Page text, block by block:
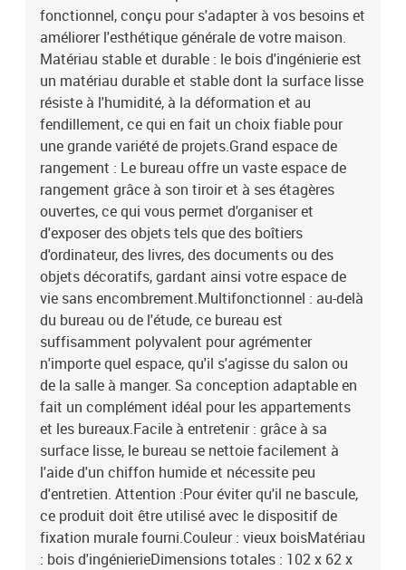
idéal pour les appartements et les bureaux.Facile à entretenir :
grâce à sa surface lisse, le bureau se nettoie facilement à l'aide
d'un chiffon humide et nécessite peu d'entretien. Attention :Pour
éviter qu'il ne bascule, ce produit doit être utilisé avec le dispositif
de fixation murale fourni.Couleur : vieux boisMatériau : bois
d'ingénierieDimensions totales : 102 x 62 x 77,5 cm (l x P x
H)Capacité de poids totale : 60 kgCapacité de charge de l'étagère :
20 kgCapacité de poids du tiroir : 5 kgAssemblage requis : oui
fonctionnel, conçu pour s'adapter à vos besoins et
améliorer l'esthétique générale de votre maison.
Matériau stable et durable : le bois d'ingénierie est
un matériau durable et stable dont la surface lisse
résiste à l'humidité, à la déformation et au
fendillement, ce qui en fait un choix fiable pour
une grande variété de projets.Grand espace de
rangement : Le bureau offre un vaste espace de
rangement grâce à son tiroir et à ses étagères
ouvertes, ce qui vous permet d'organiser et
d'exposer des objets tels que des boîtiers
d'ordinateur, des livres, des documents ou des
objets décoratifs, gardant ainsi votre espace de
vie sans encombrement.Multifonctionnel : au-delà
du bureau ou de l'étude, ce bureau est
suffisamment polyvalent pour agrémenter
n'importe quel espace, qu'il s'agisse du salon ou
de la salle à manger. Sa conception adaptable en
fait un complément idéal pour les appartements
et les bureaux.Facile à entretenir : grâce à sa
surface lisse, le bureau se nettoie facilement à
l'aide d'un chiffon humide et nécessite peu
d'entretien. Attention :Pour éviter qu'il ne bascule,
ce produit doit être utilisé avec le dispositif de
fixation murale fourni.Couleur : vieux boisMatériau
: bois d'ingénierieDimensions totales : 102 x 62 x